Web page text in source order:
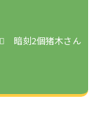
暗刻2個猪木さん